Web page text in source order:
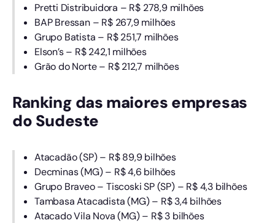
Pretti Distribuidora – R$ 278,9 milhões
BAP Bressan – R$ 267,9 milhões
Grupo Batista – R$ 251,7 milhões
Elson’s – R$ 242,1 milhões
Grão do Norte – R$ 212,7 milhões
Ranking das maiores empresas
do Sudeste
Atacadão (SP) – R$ 89,9 bilhões
Decminas (MG) – R$ 4,6 bilhões
Grupo Braveo – Tiscoski SP (SP) – R$ 4,3 bilhões
Tambasa Atacadista (MG) – R$ 3,4 bilhões
Atacado Vila Nova (MG) – R$ 3 bilhões